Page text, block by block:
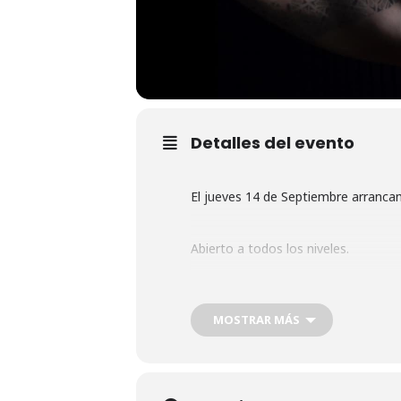
Detalles del evento
El jueves 14 de Septiembre
Abierto a todos los niveles.
Para másinformación escribe a
MOSTRAR MÁS